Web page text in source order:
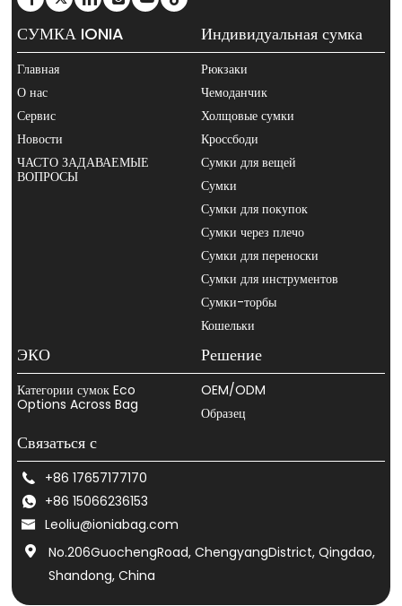
СУМКА IONIA
Главная
О нас
Сервис
Новости
ЧАСТО ЗАДАВАЕМЫЕ
ВОПРОСЫ
Индивидуальная сумка
Рюкзаки
Чемоданчик
Холщовые сумки
Кроссбоди
Сумки для вещей
Сумки
Сумки для покупок
Сумки через плечо
Сумки для переноски
Сумки для инструментов
Сумки-торбы
Кошельки
ЭКО
Категории сумок Eco
Options Across Bag
Решение
OEM/ODM
Образец
Связаться с
+86 17657177170
+86 15066236153
Leoliu@ioniabag.com
No.206GuochengRoad, ChengyangDistrict, Qingdao,
Shandong, China